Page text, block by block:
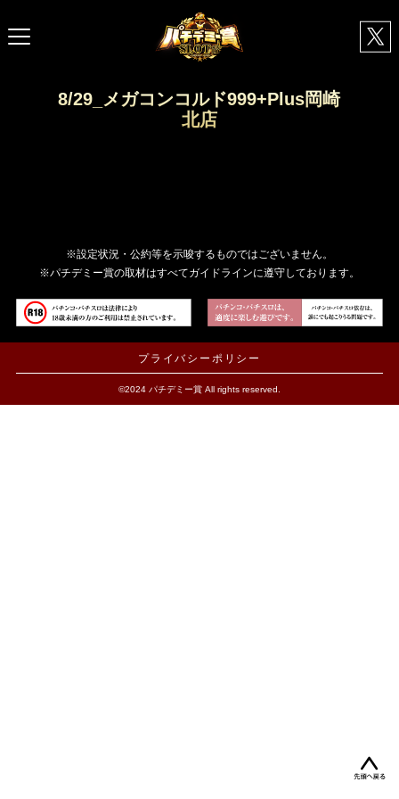
8/29_メガコンコルド999+Plus岡崎
北店
※設定状況・公約等を示唆するものではございません。
※パチデミー賞の取材はすべてガイドラインに遵守しております。
プライバシーポリシー
©2024 パチデミー賞 All rights reserved.